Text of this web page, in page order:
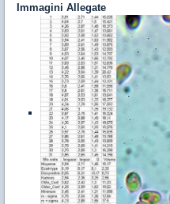
Immagini Allegate